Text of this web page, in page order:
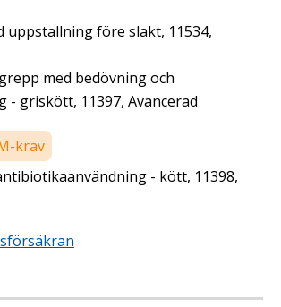
uppstallning före slakt, 11534,
med bedövning och
- griskött, 11397, Avancerad
krav
- kött, 11398,